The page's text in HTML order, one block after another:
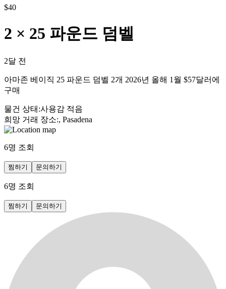
$40
2 × 25 파운드 덤벨
2달 전
아마존 베이직 25 파운드 덤벨 2개 2026년 올해 1월 $57달러에
구매
물건 상태 :사용감 적음
희망 거래 장소:, Pasadena
6명 조회
찜하기 문의하기
6명 조회
찜하기 문의하기